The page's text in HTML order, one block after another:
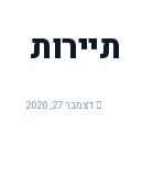
תיירות
דצמבר 27, 2020